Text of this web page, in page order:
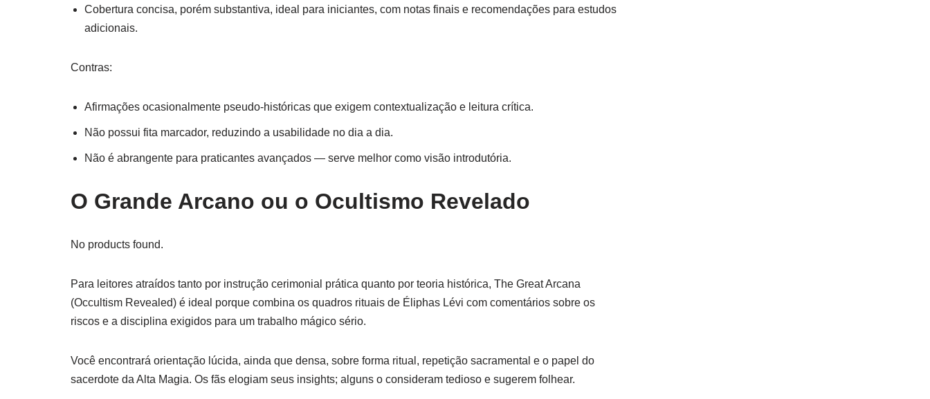
Cobertura concisa, porém substantiva, ideal para iniciantes, com notas finais e recomendações para estudos
adicionais.
Contras:
Afirmações ocasionalmente pseudo-históricas que exigem contextualização e leitura crítica.
Não possui fita marcador, reduzindo a usabilidade no dia a dia.
Não é abrangente para praticantes avançados — serve melhor como visão introdutória.
O Grande Arcano ou o Ocultismo Revelado
No products found.
Para leitores atraídos tanto por instrução cerimonial prática quanto por teoria histórica, The Great Arcana
(Occultism Revealed) é ideal porque combina os quadros rituais de Éliphas Lévi com comentários sobre os
riscos e a disciplina exigidos para um trabalho mágico sério.
Você encontrará orientação lúcida, ainda que densa, sobre forma ritual, repetição sacramental e o papel do
sacerdote da Alta Magia. Os fãs elogiam seus insights; alguns o consideram tedioso e sugerem folhear.